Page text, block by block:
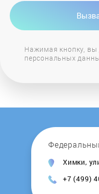
Нажимая кнопку, вы
персональных
Химки,
+7 (499)